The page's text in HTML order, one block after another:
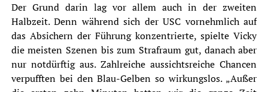
Der Grund darin lag vor allem auch in der zweiten
Halbzeit. Denn während sich der USC vornehmlich auf
das Absichern der Führung konzentrierte, spielte Vicky
die meisten Szenen bis zum Strafraum gut, danach aber
nur notdürftig aus. Zahlreiche aussichtsreiche Chancen
verpufften bei den Blau-Gelben so wirkungslos. „Außer